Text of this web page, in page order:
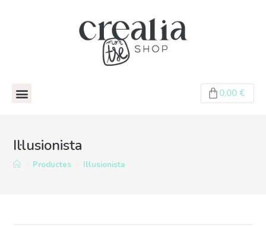
0,00 €
Il·lusionista
Productes Il·lusionista